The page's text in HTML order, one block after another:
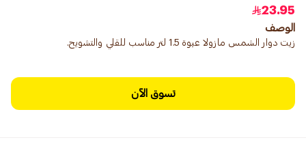
23.95
الوصف
زيت دوار الشمس مازولا عبوة 1.5 لتر مناسب للقلي والتشويح.
تسوق الآن